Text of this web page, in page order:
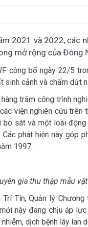
2021 và 2022, các
mở rộng của Đông
công bố ngày 22/5
sinh cảnh và chấm dứt
trăm công trình
viện nghiên cứu
bò sát và một loài
Các phát hiện này góp
1997.
gia thu thập mẫu
Trí Tín, Quản lý
này đang chịu áp
dịch bệnh lây lan